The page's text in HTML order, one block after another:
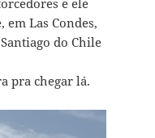
Las Condes,
do Chile
pra chegar lá.